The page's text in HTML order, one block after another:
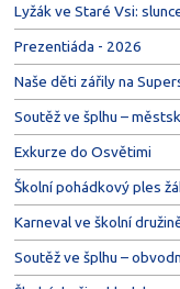
Lyžák ve Staré Vsi:
Prezentiáda - 2026
Naše děti zářily na
Soutěž ve šplhu –
Exkurze do Osvětimi
Školní pohádkový ples
Karneval ve školní
Soutěž ve šplhu –